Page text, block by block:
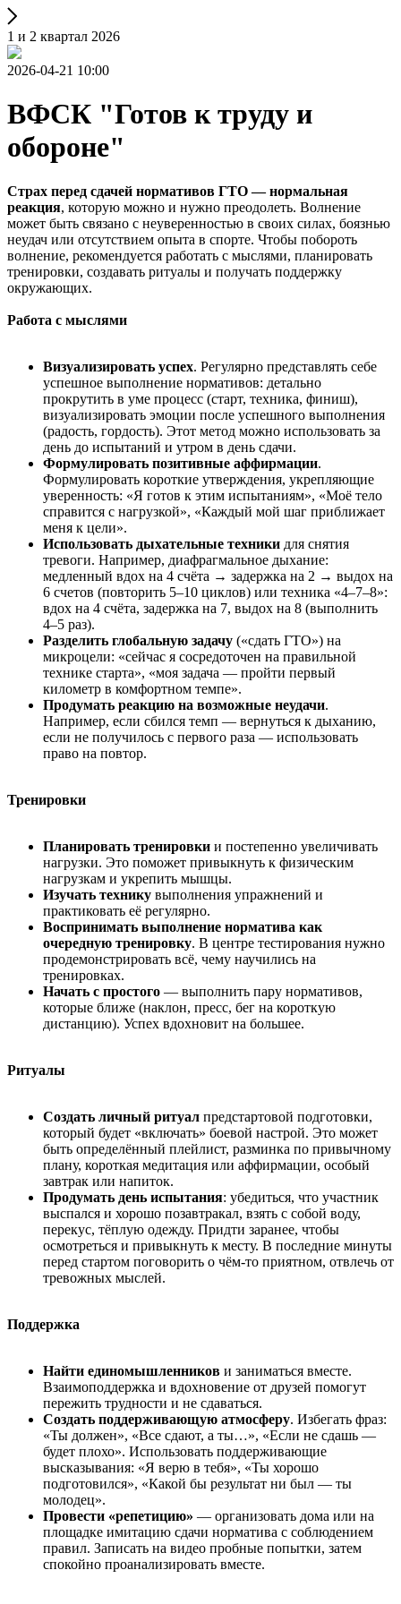
1 и 2 квартал 2026
2026-04-21 10:00
ВФСК "Готов к труду и
обороне"
Страх перед сдачей нормативов ГТО — нормальная
реакция, которую можно и нужно преодолеть. Волнение
может быть связано с неуверенностью в своих силах, боязнью
неудач или отсутствием опыта в спорте. Чтобы побороть
волнение, рекомендуется работать с мыслями, планировать
тренировки, создавать ритуалы и получать поддержку
окружающих.
Работа с мыслями
Визуализировать успех. Регулярно представлять себе
успешное выполнение нормативов: детально
прокрутить в уме процесс (старт, техника, финиш),
визуализировать эмоции после успешного выполнения
(радость, гордость). Этот метод можно использовать за
день до испытаний и утром в день сдачи.
Формулировать позитивные аффирмации.
Формулировать короткие утверждения, укрепляющие
уверенность: «Я готов к этим испытаниям», «Моё тело
справится с нагрузкой», «Каждый мой шаг приближает
меня к цели».
Использовать дыхательные техники для снятия
тревоги. Например, диафрагмальное дыхание:
медленный вдох на 4 счёта → задержка на 2 → выдох на
6 счетов (повторить 5–10 циклов) или техника «4–7–8»:
вдох на 4 счёта, задержка на 7, выдох на 8 (выполнить
4–5 раз).
Разделить глобальную задачу («сдать ГТО») на
микроцели: «сейчас я сосредоточен на правильной
технике старта», «моя задача — пройти первый
километр в комфортном темпе».
Продумать реакцию на возможные неудачи.
Например, если сбился темп — вернуться к дыханию,
если не получилось с первого раза — использовать
право на повтор.
Тренировки
Планировать тренировки и постепенно увеличивать
нагрузки. Это поможет привыкнуть к физическим
нагрузкам и укрепить мышцы.
Изучать технику выполнения упражнений и
практиковать её регулярно.
Воспринимать выполнение норматива как
очередную тренировку. В центре тестирования нужно
продемонстрировать всё, чему научились на
тренировках.
Начать с простого — выполнить пару нормативов,
которые ближе (наклон, пресс, бег на короткую
дистанцию). Успех вдохновит на большее.
Ритуалы
Создать личный ритуал предстартовой подготовки,
который будет «включать» боевой настрой. Это может
быть определённый плейлист, разминка по привычному
плану, короткая медитация или аффирмации, особый
завтрак или напиток.
Продумать день испытания: убедиться, что участник
выспался и хорошо позавтракал, взять с собой воду,
перекус, тёплую одежду. Придти заранее, чтобы
осмотреться и привыкнуть к месту. В последние минуты
перед стартом поговорить о чём-то приятном, отвлечь от
тревожных мыслей.
Поддержка
Найти единомышленников и заниматься вместе.
Взаимоподдержка и вдохновение от друзей помогут
пережить трудности и не сдаваться.
Создать поддерживающую атмосферу. Избегать фраз:
«Ты должен», «Все сдают, а ты…», «Если не сдашь —
будет плохо». Использовать поддерживающие
высказывания: «Я верю в тебя», «Ты хорошо
подготовился», «Какой бы результат ни был — ты
молодец».
Провести «репетицию» — организовать дома или на
площадке имитацию сдачи норматива с соблюдением
правил. Записать на видео пробные попытки, затем
спокойно проанализировать вместе.